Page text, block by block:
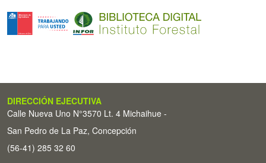
DIRECCIÓN EJECUTIVA
Calle Nueva Uno N°3570 Lt. 4 Michaihue -
San Pedro de La Paz, Concepción
(56-41) 285 32 60